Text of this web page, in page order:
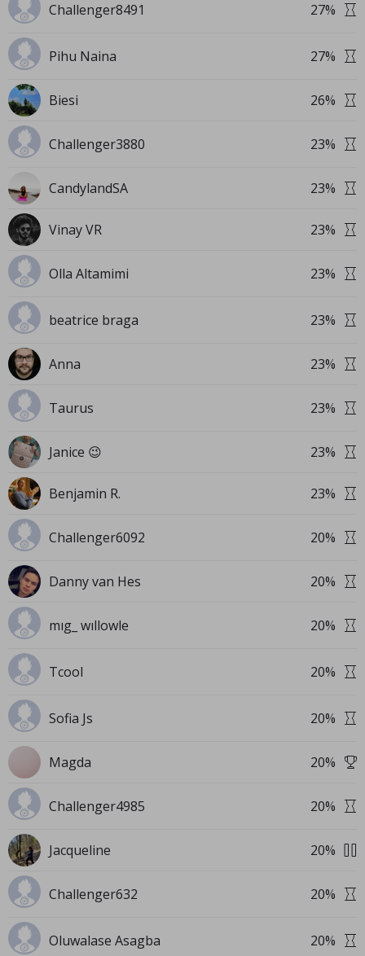
Challenger8491 27%
Pihu Naina 27%
Biesi 26%
Challenger3880 23%
CandylandSA 23%
Vinay VR 23%
Olla Altamimi 23%
beatrice braga 23%
Anna 23%
Taurus 23%
Janice 😉 23%
Benjamin R. 23%
Challenger6092 20%
Danny van Hes 20%
mıg_ wıllowle 20%
Tcool 20%
Sofia Js 20%
Magda 20%
Challenger4985 20%
Jacqueline 20%
Challenger632 20%
Oluwalase Asagba 20%